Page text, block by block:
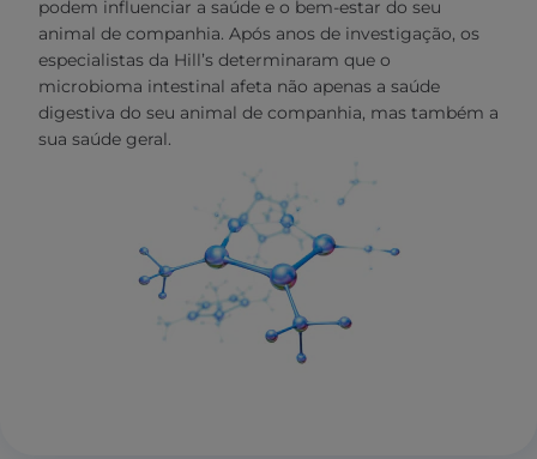
podem influenciar a saúde e o bem-estar do seu
animal de companhia. Após anos de investigação, os
especialistas da Hill’s determinaram que o
microbioma intestinal afeta não apenas a saúde
digestiva do seu animal de companhia, mas também a
sua saúde geral.